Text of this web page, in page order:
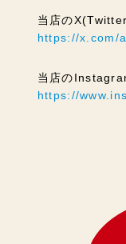
当店の
https://x.com/
当店の
https://